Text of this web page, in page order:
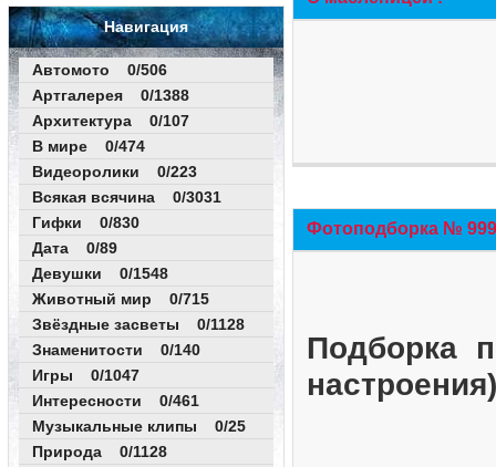
Навигация
Автомото 0/506
Артгалерея 0/1388
Архитектура 0/107
В мире 0/474
Видеоролики 0/223
Всякая всячина 0/3031
Гифки 0/830
Дата 0/89
Девушки 0/1548
Животный мир 0/715
Звёздные засветы 0/1128
Знаменитости 0/140
Игры 0/1047
Интересности 0/461
Музыкальные клипы 0/25
Природа 0/1128
Фотоподборка №
Подборка